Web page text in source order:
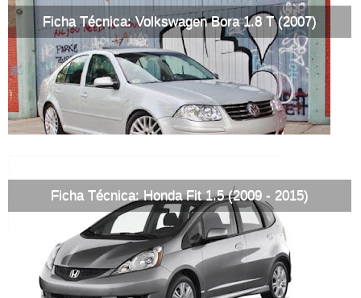
Ficha Técnica: Volkswagen Bora 1.8 T (2007)
Ficha Técnica: Honda Fit 1.5 (2009 - 2015)